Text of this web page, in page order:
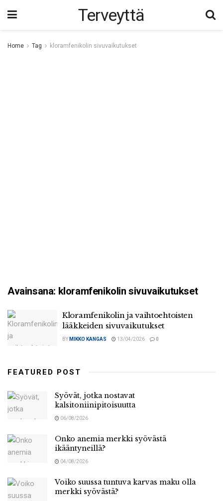
Terveyttä
Home Tag kloramfenikolin sivuvaikutukset
Avainsana: kloramfenikolin sivuvaikutukset
Kloramfenikolin ja vaihtoehtoisten
lääkkeiden sivuvaikutukset
BY MIKKO KANGAS 13/04/2026 0
FEATURED POST
Syövät, jotka nostavat
kalsitoniinipitoisuutta
06/08/2026
Onko anemia merkki syövästä
ikääntyneillä?
04/08/2026
Voiko suussa tuntuva karvas maku olla
merkki syövästä?